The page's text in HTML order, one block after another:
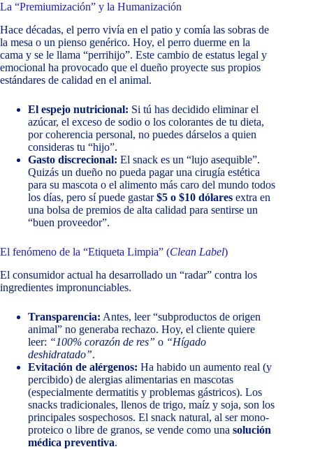
La “Premiumización” y la Humanización
Hace décadas, el perro vivía en el patio y comía las sobras de
la mesa o un pienso genérico. Hoy, el perro duerme en la
cama y se le llama “perrihijo”. Este cambio de estatus legal y
emocional ha provocado que el dueño proyecte sus propios
estándares de calidad en el animal.
El espejo nutricional: Si tú has decidido eliminar el
azúcar, el exceso de sodio o los colorantes de tu dieta,
por coherencia personal, no puedes dárselos a quien
consideras tu “hijo”.
Gasto discrecional: El snack es un “lujo asequible”.
Quizás un dueño no pueda pagar una cirugía estética
para su mascota o el alimento más caro del mundo todos
los días, pero sí puede gastar$5 o $10 dólares extra en
una bolsa de premios de alta calidad para sentirse un
“buen proveedor”.
El fenómeno de la “Etiqueta Limpia” (Clean Label)
El consumidor actual ha desarrollado un “radar” contra los
ingredientes impronunciables.
Transparencia: Antes, leer “subproductos de origen
animal” no generaba rechazo. Hoy, el cliente quiere
leer: “100% corazón de res” o “Hígado
deshidratado”.
Evitación de alérgenos: Ha habido un aumento real (y
percibido) de alergias alimentarias en mascotas
(especialmente dermatitis y problemas gástricos). Los
snacks tradicionales, llenos de trigo, maíz y soja, son los
principales sospechosos. El snack natural, al ser mono-
proteico o libre de granos, se vende como una solución
médica preventiva.